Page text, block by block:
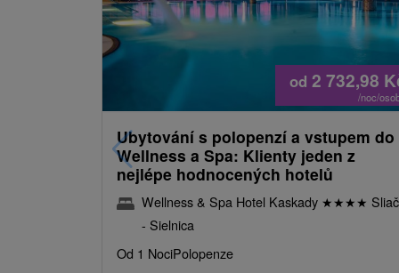
od 2 732,98
/noc/
Ubytování s polopenzí a vstupem do
Wellness a Spa: Klienty jeden z
nejlépe hodnocených hotelů
Wellness & Spa Hotel Kaskady ★★★★ Sliač
- Sielnica
Od 1 NociPolopenze